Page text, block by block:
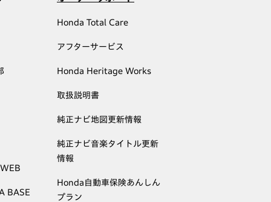
BASE
Honda Total Care
アフターサービス
Honda Heritage Works
取扱説明書
純正ナビ地図更新情報
純正ナビ音楽タイトル更新
情報
Honda自動車保険あんしん
プラン